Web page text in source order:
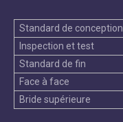
Standard de conception
Inspection et test
Standard de fin
Face à face
Bride supérieure